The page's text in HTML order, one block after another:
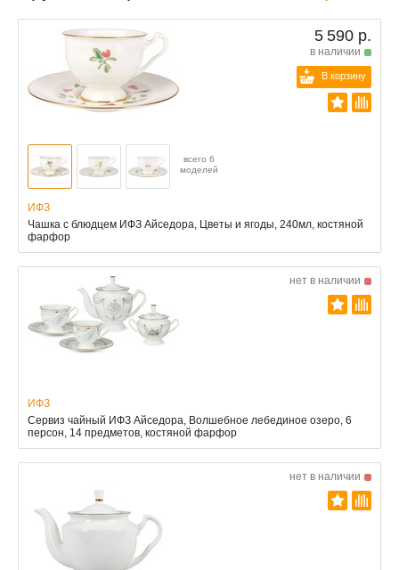
5 590 р.
в наличии
В корзину
всего 6
моделей
ИФЗ
Чашка с блюдцем ИФЗ Айседора, Цветы и ягоды, 240мл, костяной
фарфор
нет в наличии
ИФЗ
Сервиз чайный ИФЗ Айседора, Волшебное лебединое озеро, 6
персон, 14 предметов, костяной фарфор
нет в наличии